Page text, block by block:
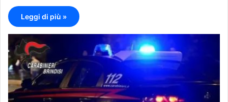
Leggi di più »